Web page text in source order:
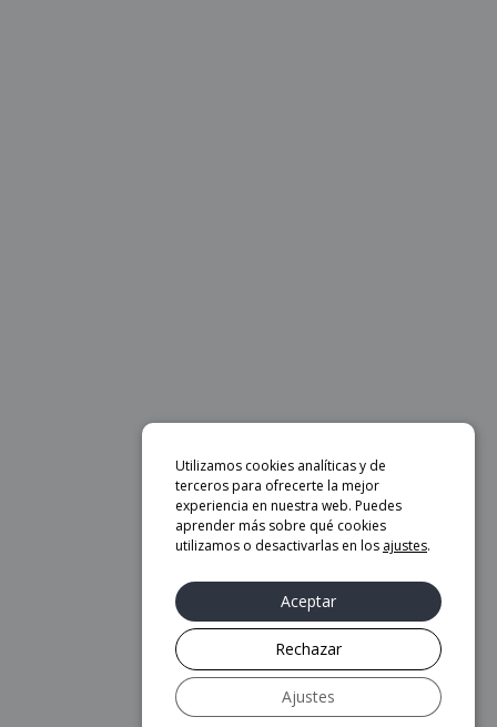
Utilizamos cookies analíticas y de
terceros para ofrecerte la mejor
experiencia en nuestra web. Puedes
aprender más sobre qué cookies
utilizamos o desactivarlas en los ajustes.
Aceptar
Rechazar
Ajustes